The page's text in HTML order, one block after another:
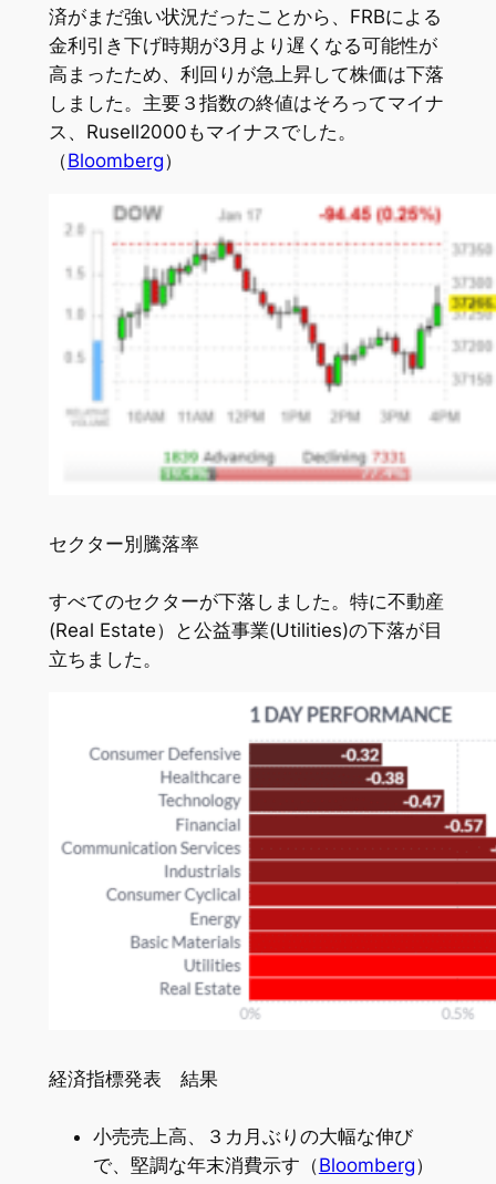
済がまだ強い状況だったことから、FRBによる
金利引き下げ時期が3月より遅くなる可能性が
高まったため、利回りが急上昇して株価は下落
しました。主要３指数の終値はそろってマイナ
ス、Rusell2000もマイナスでした。
（Bloomberg）
セクター別騰落率
すべてのセクターが下落しました。特に不動産
(Real Estate）と公益事業(Utilities)の下落が目
立ちました。
経済指標発表 結果
小売売上高、３カ月ぶりの大幅な伸び
で、堅調な年末消費示す（Bloomberg）